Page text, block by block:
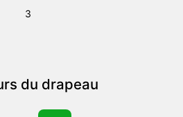
3
du drapeau